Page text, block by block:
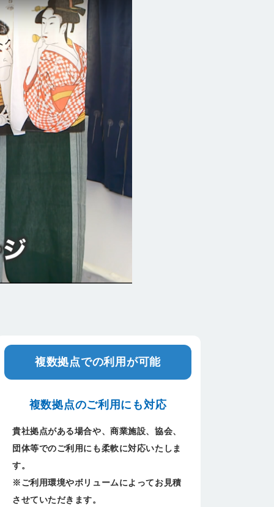
複数拠点での利用が可能
複数拠点のご利用にも対応
貴社拠点がある場合や、商業施設、協会、
団体等でのご利用にも柔軟に対応いたしま
す。
※ご利用環境やボリュームによってお見積
させていただきます。